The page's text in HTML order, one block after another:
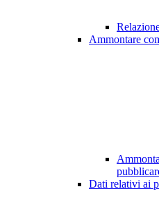
Ammontare
Dati relativi ai